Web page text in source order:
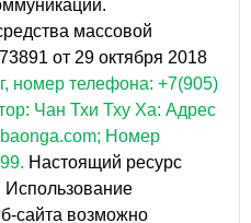
массовой
от 29 октября 2018
номер телефона: +7(905)
Чан Тхи Тху Ха: Адрес
Номер
Настоящий ресурс
сайта возможно